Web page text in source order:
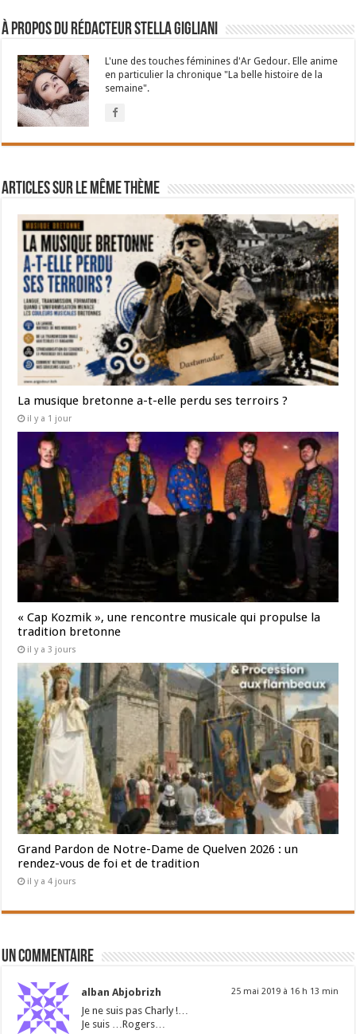
À propos du rédacteur Stella Gigliani
L'une des touches féminines d'Ar Gedour. Elle anime
en particulier la chronique "La belle histoire de la
semaine".
Articles sur le même thème
La musique bretonne a-t-elle perdu ses terroirs ?
il y a 1 jour
« Cap Kozmik », une rencontre musicale qui propulse la
tradition bretonne
il y a 3 jours
Grand Pardon de Notre-Dame de Quelven 2026 : un
rendez-vous de foi et de tradition
il y a 4 jours
Un commentaire
alban Abjobrizh 25 mai 2019 à 16 h 13 min
Je ne suis pas Charly !…
Je suis …Rogers…